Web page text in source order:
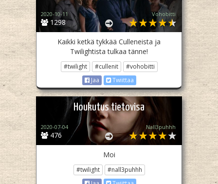
1298
2020-10-11 Vohobitti
Kaikki ketkä tykkää Culleneista ja
Twilightista tulkaa tänne!
#twilight #cullenit
#vohobitti
Jaa
Twiittaa
Houkutus tietovisa
476
2020-07-04 Nall3puhhh
Moi
#twilight
#nall3puhhh